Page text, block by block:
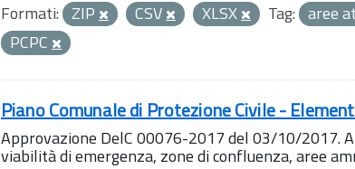
Formati: ZIP CSV XLSX Tag: aree
PCPC
Piano Comunale di Protezione Civile -
Approvazione DelC 00076-2017 del 03/10/2017.
viabilità di emergenza, zone di confluenza, aree